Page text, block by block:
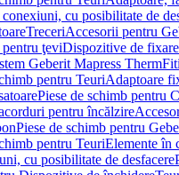
cu posibilitate de
TreceriAccesorii pentru
ţeviDispozitive de
Geberit Mapress Therm
pentru TeuriAdaptoare
Piese de schimb pentru
pentru încălzire
Piese de schimb pentru
pentru TeuriElemente în
cu posibilitate de desfacere